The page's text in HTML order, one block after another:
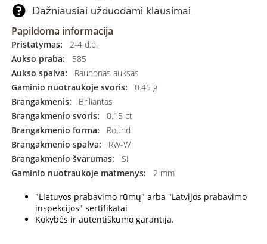
Dažniausiai užduodami klausimai
Papildoma informacija
Pristatymas:
2-4 d.d.
Aukso praba:
585
Aukso spalva:
Raudonas auksas
Gaminio nuotraukoje svoris:
0.45 g
Brangakmenis:
Briliantas
Brangakmenio svoris:
0.15 ct
Brangakmenio forma:
Round
Brangakmenio spalva:
RW-W
Brangakmenio švarumas:
SI
Gaminio nuotraukoje matmenys:
2 mm
"Lietuvos prabavimo rūmų" arba "Latvijos prabavimo
inspekcijos" sertifikatai
Kokybės ir autentiškumo garantija.